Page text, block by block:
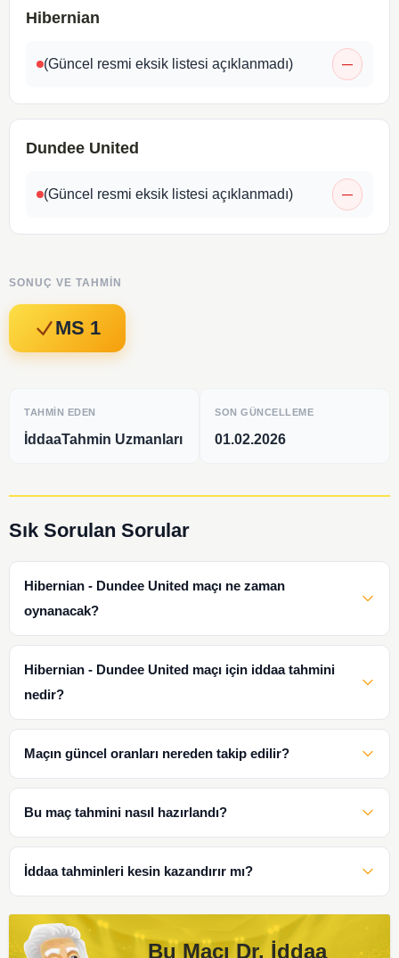
Hibernian
(Güncel resmi eksik listesi açıklanmadı) —
Dundee United
(Güncel resmi eksik listesi açıklanmadı) —
SONUÇ VE TAHMIN
MS 1
TAHMIN EDEN
İddaaTahmin Uzmanları
SON GÜNCELLEME
01.02.2026
Sık Sorulan Sorular
Hibernian - Dundee United maçı ne zaman
oynanacak?
Hibernian - Dundee United maçı için iddaa tahmini
nedir?
Maçın güncel oranları nereden takip edilir?
Bu maç tahmini nasıl hazırlandı?
İddaa tahminleri kesin kazandırır mı?
Bu Maçı Dr. İddaa